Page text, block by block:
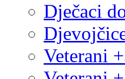
Dječaci
Veterani